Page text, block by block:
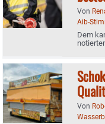
Von
Aib-
Dem
Von